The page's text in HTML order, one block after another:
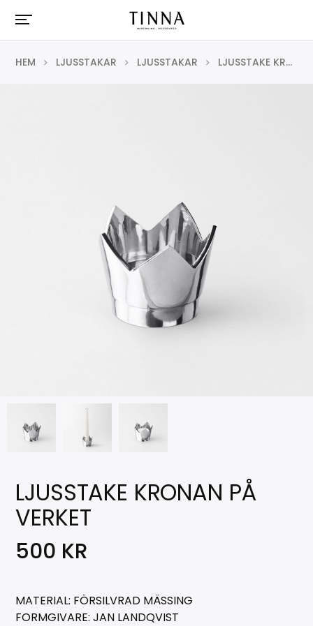
HEM LJUSSTAKAR LJUSSTAKAR LJUSSTAKE KRONAN PÅ VERKET
LJUSSTAKE KRONAN PÅ
VERKET
500 KR
MATERIAL: FÖRSILVRAD MÄSSING
FORMGIVARE: JAN LANDQVIST